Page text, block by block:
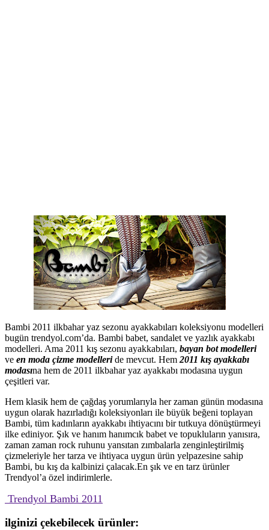
Bambi 2011 ilkbahar yaz sezonu ayakkabıları koleksiyonu modelleri
bugün trendyol.com’da. Bambi babet, sandalet ve yazlık ayakkabı
modelleri. Ama 2011 kış sezonu ayakkabıları, bayan bot modelleri
ve en moda çizme modelleride mevcut. Hem 2011 kış ayakkabı
modasına hem de 2011 ilkbahar yaz ayakkabı modasına uygun
çeşitleri var.
Hem klasik hem de çağdaş yorumlarıyla her zaman günün modasına
uygun olarak hazırladığı koleksiyonları ile büyük beğeni toplayan
Bambi, tüm kadınların ayakkabı ihtiyacını bir tutkuya dönüştürmeyi
ilke ediniyor. Şık ve hanım hanımcık babet ve topukluların yanısıra,
zaman zaman rock ruhunu yansıtan zımbalarla zenginleştirilmiş
çizmeleriyle her tarza ve ihtiyaca uygun ürün yelpazesine sahip
Bambi, bu kış da kalbinizi çalacak.En şık ve en tarz ürünler
Trendyol’a özel indirimlerle.
Trendyol Bambi 2011
ilginizi çekebilecek ürünler: